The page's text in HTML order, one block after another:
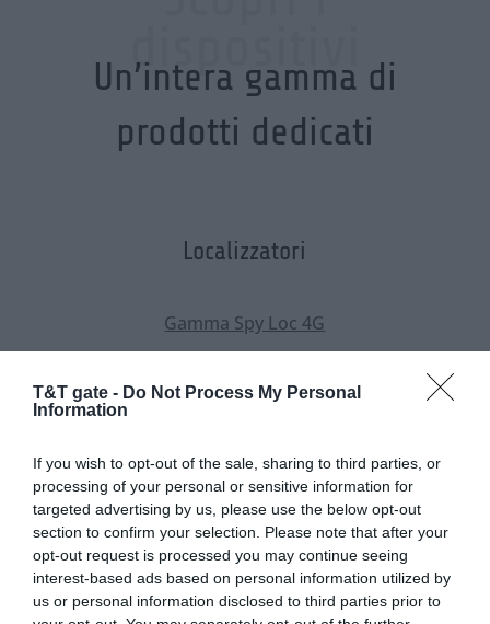
T&T gate - Do Not Process My Personal
Information
If you wish to opt-out of the sale, sharing to third parties, or
processing of your personal or sensitive information for
targeted advertising by us, please use the below opt-out
section to confirm your selection. Please note that after your
opt-out request is processed you may continue seeing
interest-based ads based on personal information utilized by
us or personal information disclosed to third parties prior to
dispositivi
Un’intera gamma di
prodotti dedicati
Localizzatori
Gamma Spy Loc 4G
Micro Sentinel
Personal Tracker
Registratori